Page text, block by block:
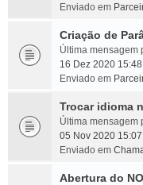
Enviado em
Criação de
Última mensagem
16 Dez 2020 15:48
Enviado em
Trocar idioma
Última mensagem
05 Nov 2020 15:07
Enviado em
Abertura do